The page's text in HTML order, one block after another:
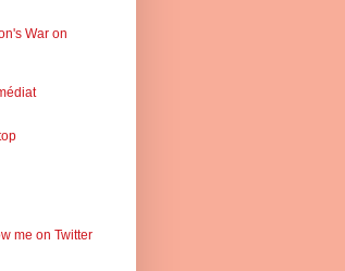
War on
me on Twitter